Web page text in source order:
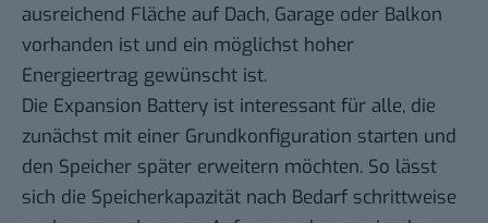
ausreichend Fläche auf Dach, Garage oder Balkon
vorhanden ist und ein möglichst hoher
Energieertrag gewünscht ist.
Die Expansion Battery ist interessant für alle, die
zunächst mit einer Grundkonfiguration starten und
den Speicher später erweitern möchten. So lässt
sich die Speicherkapazität nach Bedarf schrittweise